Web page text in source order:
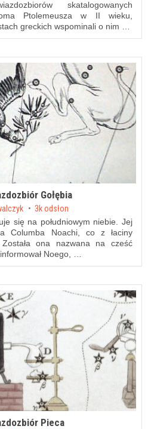
skatalogowanych
Ptolemeusza w II wieku,
greckich wspominali o nim …
Gołębia
3k odsłon
się na południowym niebie. Jej
Columba Noachi, co z łaciny
Została ona nazwana na cześć
Noego, …
Pieca